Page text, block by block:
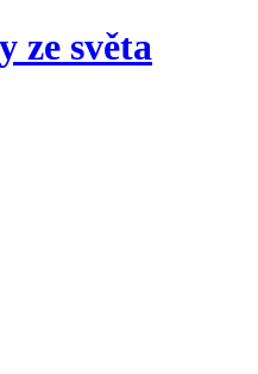
ze světa